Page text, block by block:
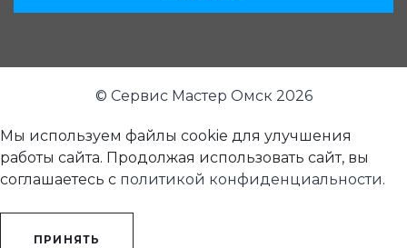
© Сервис Мастер Омск 2026
Мы используем файлы cookie для улучшения
работы сайта. Продолжая использовать сайт, вы
соглашаетесь с политикой конфиденциальности.
ПРИНЯТЬ